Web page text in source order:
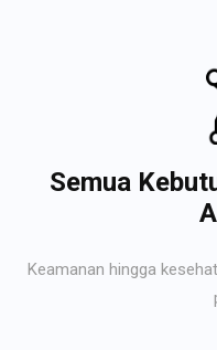
Semua
Keamanan hingga